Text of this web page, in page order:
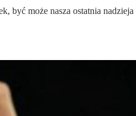
być może nasza ostatnia